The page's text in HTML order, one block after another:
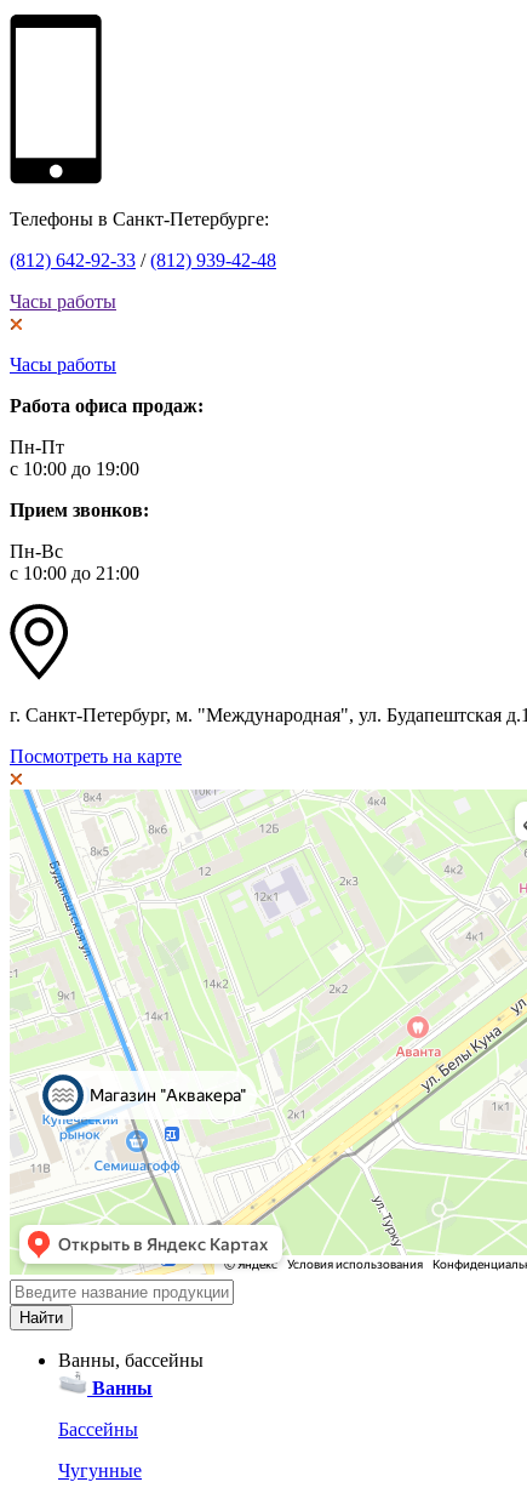
Телефоны в Санкт-Петербурге:
(812) 642-92-33 /(812) 939-42-48
Часы работы
Часы работы
Работа офиса продаж:
Пн-Пт
с 10:00 до 19:00
Прием звонков:
Пн-Вс
с 10:00 до 21:00
г. Санкт-Петербург, м. "Международная", ул. Будапештская
Посмотреть на карте
Ванны, бассейны
Ванны
Бассейны
Чугунные